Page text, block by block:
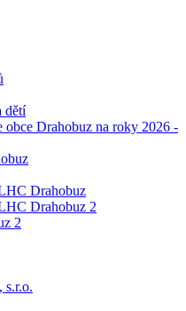
dětí
obce Drahobuz na roky 2026 -
Drahobuz
Drahobuz 2
2
s.r.o.